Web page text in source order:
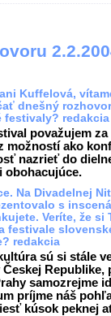
Kuffelová,
dnešný
festivaly? redakcia
považujem
možností ako
nazrieť do
obohacujúce.
Na Divadelnej
s
Veríte, že si
festivale
redakcia
sú si stále
samozrejme
príjme náš
kúsok peknej